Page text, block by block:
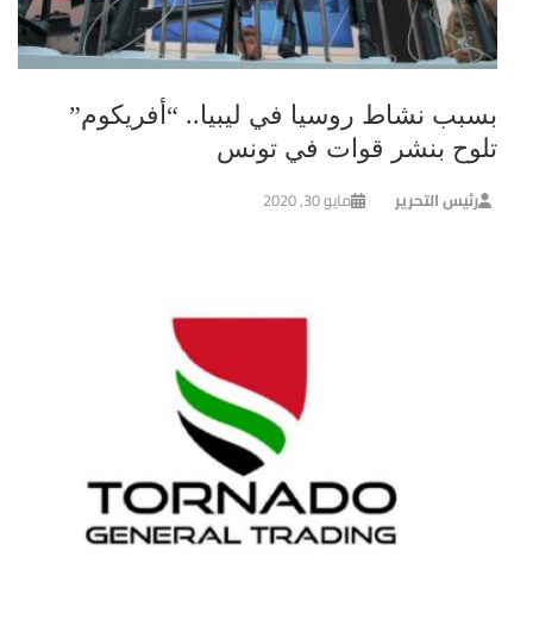
بسبب نشاط روسيا في ليبيا.. “أفريكوم”
تلوح بنشر قوات في تونس
رئيس التحرير مايو 30, 2020